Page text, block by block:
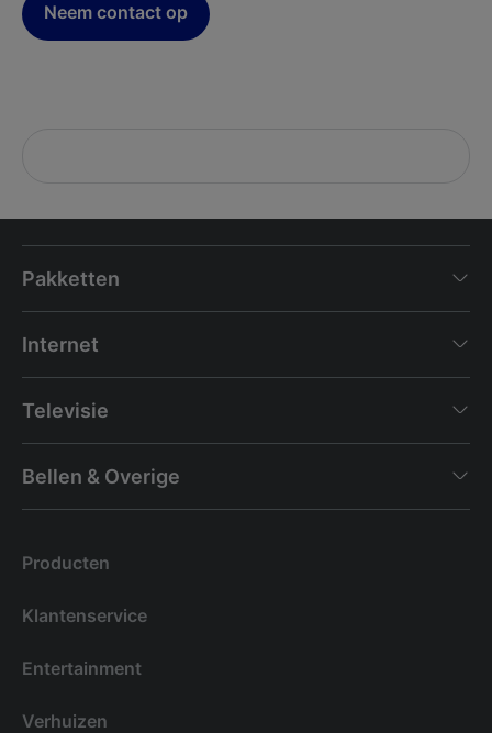
Neem contact op
Pakketten
Internet
Televisie
Bellen & Overige
Producten
Klantenservice
Entertainment
Verhuizen